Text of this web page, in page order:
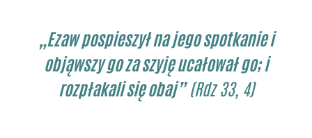
„Ezaw pospieszył na jego spotkanie i
objąwszy go za szyję ucałował go; i
rozpłakali się obaj”(Rdz 33, 4)